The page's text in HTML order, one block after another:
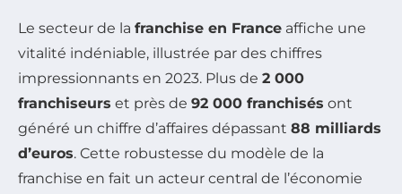
Le secteur de la franchise en France affiche une
vitalité indéniable, illustrée par des chiffres
impressionnants en 2023. Plus de 2 000
franchiseurs et près de 92 000 franchisés ont
généré un chiffre d’affaires dépassant 88 milliards
d’euros. Cette robustesse du modèle de la
franchise en fait un acteur central de l’économie